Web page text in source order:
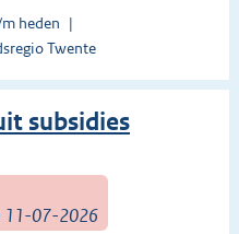
heden
Twente
subsidies
11-07-2026